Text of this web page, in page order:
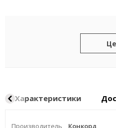
Характеристики
Производитель
Конкорд